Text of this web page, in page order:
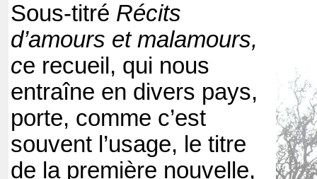
Sous-titré Récits
d’amours et malamours,
ce recueil, qui nous
entraîne en divers pays,
porte, comme c’est
souvent l’usage, le titre
de la première nouvelle,